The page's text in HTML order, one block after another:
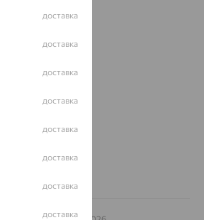
доставка
доставка
доставка
доставка
доставка
доставка
доставка
доставка